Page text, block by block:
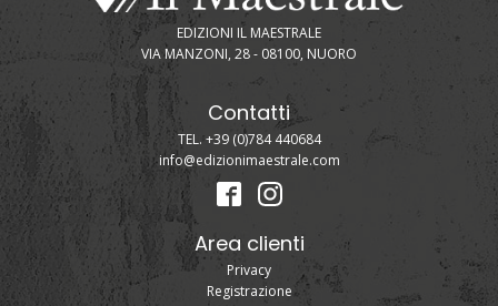
EDIZIONI IL MAESTRALE
VIA MANZONI, 28 - 08100, NUORO
Contatti
TEL. +39 (0)784 440684
info@edizionimaestrale.com
Area clienti
Privacy
Registrazione